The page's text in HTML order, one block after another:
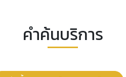
คำค้นบริการ